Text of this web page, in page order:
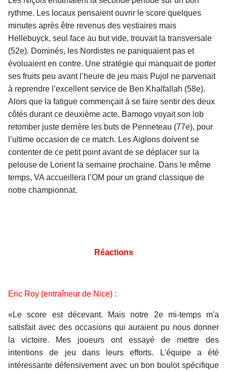
rythme. Les locaux pensaient ouvrir le score quelques
minutes après être revenus des vestiaires mais
Hellebuyck, seul face au but vide, trouvait la transversale
(52e). Dominés, les Nordistes ne paniquaient pas et
évoluaient en contre. Une stratégie qui manquait de porter
ses fruits peu avant l’heure de jeu mais Pujol ne parvenait
à reprendre l’excellent service de Ben Khalfallah (58e).
Alors que la fatigue commençait à se faire sentir des deux
côtés durant ce deuxième acte, Bamogo voyait son lob
retomber juste derrière les buts de Penneteau (77e), pour
l’ultime occasion de ce match. Les Aiglons doivent se
contenter de ce petit point avant de se déplacer sur la
pelouse de Lorient la semaine prochaine. Dans le même
temps, VA accueillera l’OM pour un grand classique de
notre championnat.
Réactions
Eric Roy (entraîneur de Nice) :
«Le score est décevant. Mais notre 2e mi-temps m'a
satisfait avec des occasions qui auraient pu nous donner
la victoire. Mes joueurs ont essayé de mettre des
intentions de jeu dans leurs efforts. L'équipe a été
intéressante défensivement avec un bon boulot spécifique